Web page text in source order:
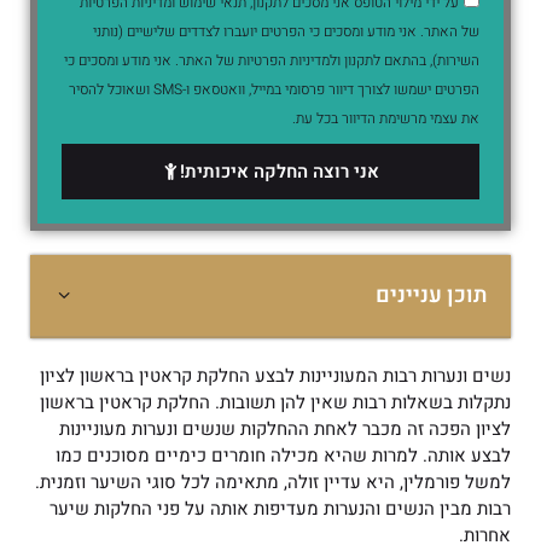
של האתר. אני מודע ומסכים כי הפרטים יועברו לצדדים שלישיים (נותני
השירות), בהתאם לתקנון ולמדיניות הפרטיות של האתר. אני מודע ומסכים כי
הפרטים ישמשו לצורך דיוור פרסומי במייל, וואטסאפ ו-SMS ושאוכל להסיר
את עצמי מרשימת הדיוור בכל עת.
אני רוצה החלקה איכותית!
תוכן עניינים
נשים ונערות רבות המעוניינות לבצע החלקת קראטין בראשון לציון
נתקלות בשאלות רבות שאין להן תשובות. החלקת קראטין בראשון
לציון הפכה זה מכבר לאחת ההחלקות שנשים ונערות מעוניינות
לבצע אותה. למרות שהיא מכילה חומרים כימיים מסוכנים כמו
למשל פורמלין, היא עדיין זולה, מתאימה לכל סוגי השיער וזמנית.
רבות מבין הנשים והנערות מעדיפות אותה על פני החלקות שיער
אחרות.